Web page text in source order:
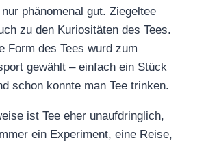
phänomenal gut. Ziegeltee
zu den Kuriositäten des Tees.
Form des Tees wurd zum
gewählt – einfach ein Stück
schon konnte man Tee trinken.
ist Tee eher unaufdringlich,
ein Experiment, eine Reise,